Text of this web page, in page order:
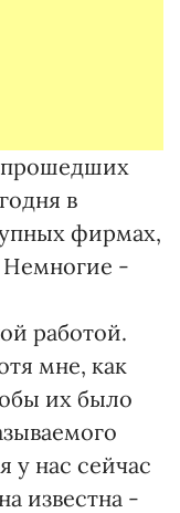
прошедших
в
фирмах,
Немногие -
работой.
мне, как
их было
у нас сейчас
известна -